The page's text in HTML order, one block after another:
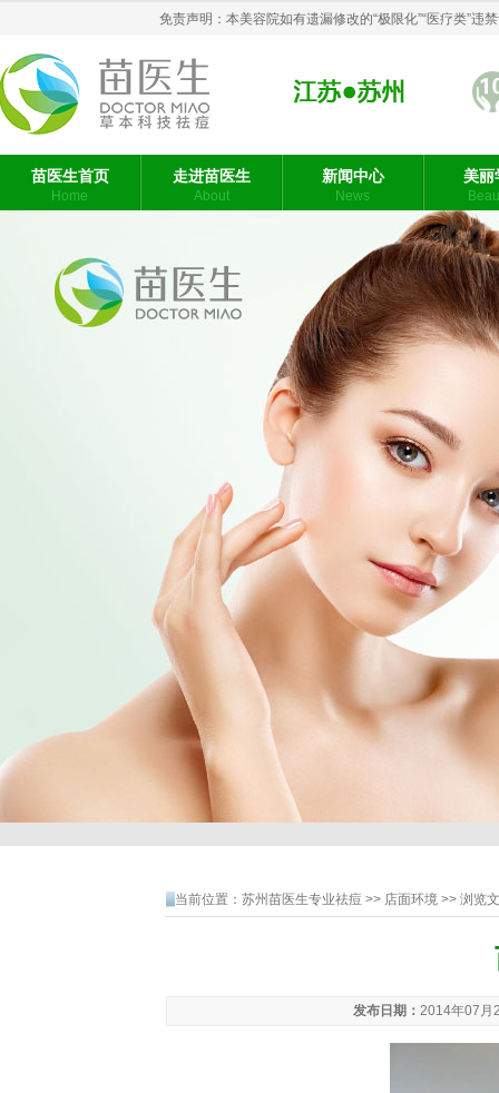
免责声明：本美容院如有遗漏修改的“极限化”“医疗类”
苗医生首页
Home
走进苗医生
About
新闻中心
News
美丽
当前位置： 苏州苗医生专业祛痘 >> 店面环境>> 浏览
发布日期： 2014年07